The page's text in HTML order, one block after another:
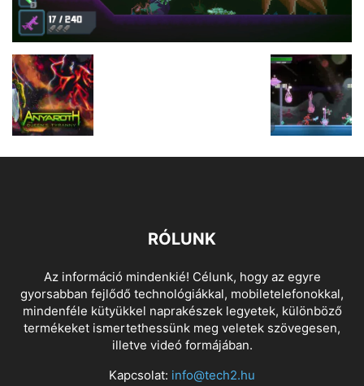
RÓLUNK
Az információ mindenkié! Célunk, hogy az egyre
gyorsabban fejlődő technológiákkal, mobiletelefonokkal,
mindenféle kütyükkel naprakészek legyetek, különböző
termékeket ismertethessünk meg veletek szövegesen,
illetve videó formájában.
Kapcsolat: info@tech2.hu